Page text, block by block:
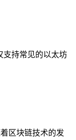
支持常见的以太坊
区块链技术的发